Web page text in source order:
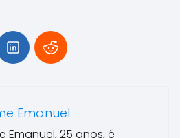
Emanuel
Emanuel, 25 anos, é